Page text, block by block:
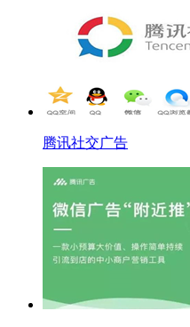
腾讯社交广告